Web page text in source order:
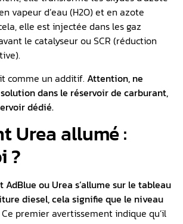
vapeur d’eau (H2O) et en azote
elle est injectée dans les gaz
le catalyseur ou SCR (réduction
comme un additif. Attention, ne
dans le réservoir de carburant,
dédié.
Urea allumé :
?
AdBlue ou Urea s’allume sur le tableau
diesel, cela signifie que le niveau
Ce premier avertissement indique qu’il